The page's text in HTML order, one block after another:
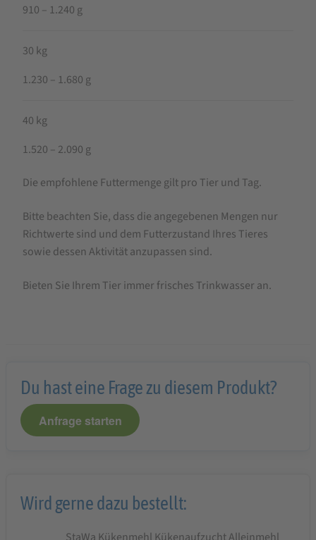
910 – 1.240 g
30 kg
1.230 – 1.680 g
40 kg
1.520 – 2.090 g
Die empfohlene Futtermenge gilt pro Tier und Tag.
Bitte beachten Sie, dass die angegebenen Mengen nur
Richtwerte sind und dem Futterzustand Ihres Tieres
sowie dessen Aktivität anzupassen sind.
Bieten Sie Ihrem Tier immer frisches Trinkwasser an.
Du hast eine Frage zu diesem Produkt?
Anfrage starten
Wird gerne dazu bestellt: